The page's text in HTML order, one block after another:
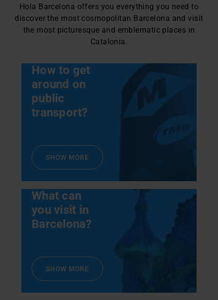
Hola Barcelona offers you everything you need to
discover the most cosmopolitan Barcelona and visit
the most picturesque and emblematic places in
Catalonia.
How to get
around on
public
transport?
SHOW MORE
What can
you visit in
Barcelona?
SHOW MORE